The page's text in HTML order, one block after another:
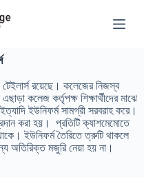
রয়েছে। কলেজের নিজস্ব
কলেজ কর্তৃপক্ষ শিক্ষার্থীদের মাঝে
ইউনিফর্ম সামগ্রী সরবরাহ করে।
করা হয়। প্রতিটি ক্যাশমেমোতে
ইউনিফর্ম তৈরিতে ত্রুটি থাকলে
অতিরিক্ত মজুরি নেয়া হয় না।